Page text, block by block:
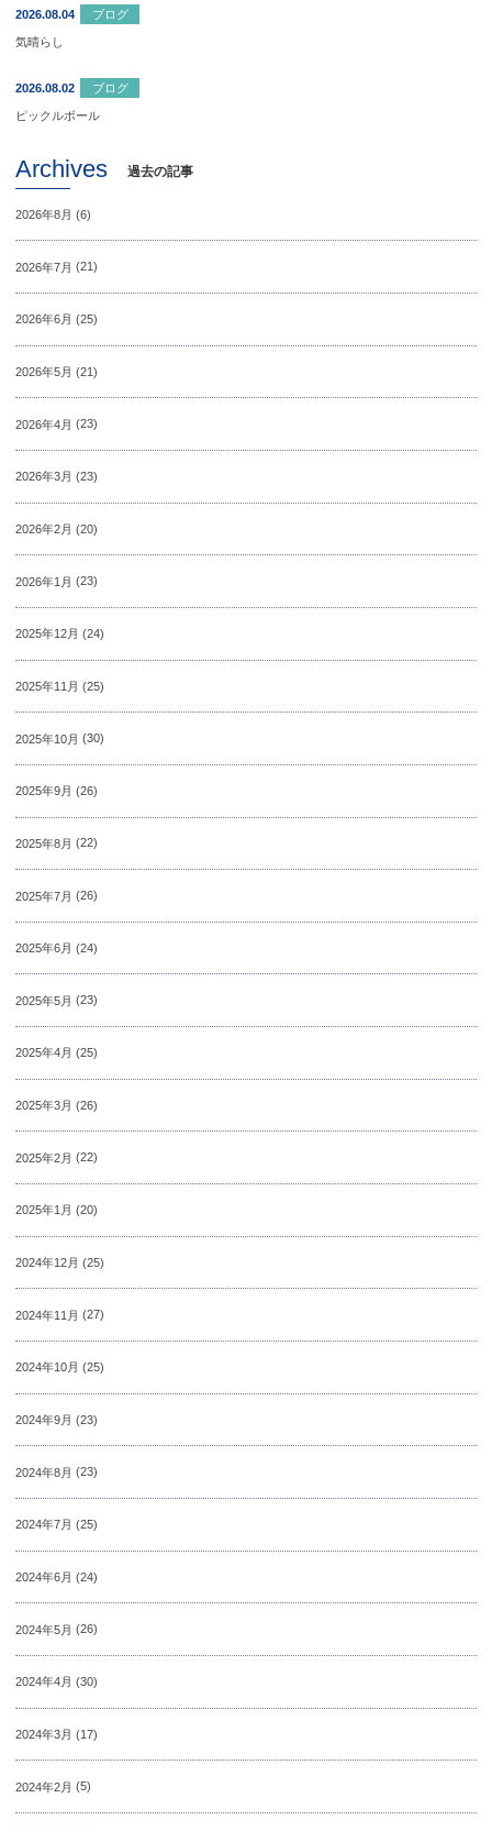
2026.08.04 ブログ
気晴らし
2026.08.02 ブログ
ピックルボール
Archives 過去の記事
2026年8月 (6)
2026年7月 (21)
2026年6月 (25)
2026年5月 (21)
2026年4月 (23)
2026年3月 (23)
2026年2月 (20)
2026年1月 (23)
2025年12月 (24)
2025年11月 (25)
2025年10月 (30)
2025年9月 (26)
2025年8月 (22)
2025年7月 (26)
2025年6月 (24)
2025年5月 (23)
2025年4月 (25)
2025年3月 (26)
2025年2月 (22)
2025年1月 (20)
2024年12月 (25)
2024年11月 (27)
2024年10月 (25)
2024年9月 (23)
2024年8月 (23)
2024年7月 (25)
2024年6月 (24)
2024年5月 (26)
2024年4月 (30)
2024年3月 (17)
2024年2月 (5)